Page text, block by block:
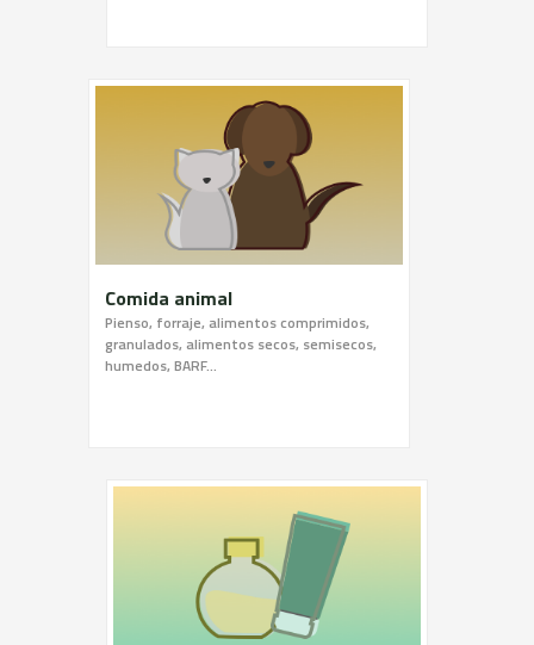
Comida animal
Pienso, forraje, alimentos comprimidos,
granulados, alimentos secos, semisecos,
humedos, BARF…